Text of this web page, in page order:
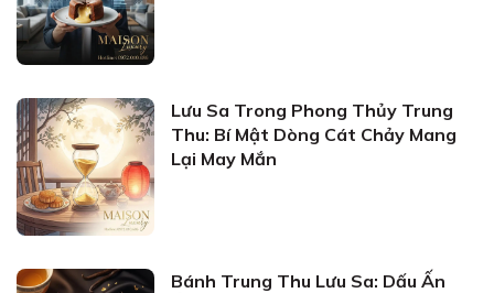
Lưu Sa Trong Phong Thủy Trung
Thu: Bí Mật Dòng Cát Chảy Mang
Lại May Mắn
Bánh Trung Thu Lưu Sa: Dấu Ấn